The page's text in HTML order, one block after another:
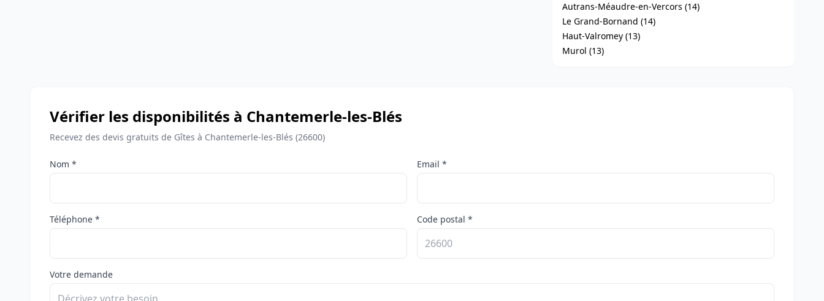
Autrans-Méaudre-en-Vercors (14)
Le Grand-Bornand (14)
Haut-Valromey (13)
Murol (13)
Vérifier les disponibilités à Chantemerle-les-Blés
Recevez des devis gratuits de Gîtes à Chantemerle-les-Blés (26600)
Nom * Email *
Téléphone * Code postal *
Votre demande